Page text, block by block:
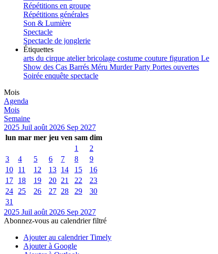
Répétitions en groupe
Répétitions générales
Son & Lumière
Spectacle
Spectacle de jonglerie
Étiquettes
arts du cirque atelierbricolage costume couture figuration Le
Show des Cas Barrés Méru Murder Party Portes ouvertes
Soirée enquête spectacle
Mois
Agenda
Mois
Semaine
2025 Juil août 2026 Sep 2027
lun mar mer jeu ven sam dim
1
2
3
4 5 6 7 8
9
10
11 12 13 14 15
16
17
18 19 20 21 22
23
24
25 26 27 28 29
30
31
2025 Juil août 2026 Sep 2027
Abonnez-vous au calendrier filtré
Ajouter au calendrier Timely
Ajouter à Google